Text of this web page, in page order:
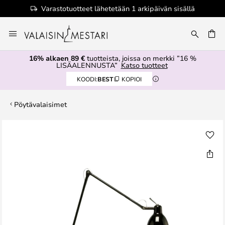
Varastotuotteet lähetetään 1 arkipäivän sisällä
to
Content
16% alkaen 89 €tuotteista, joissa on merkki ”16 %
LISÄALENNUSTA” Katso tuotteet
KOODI:BEST KOPIOI
Pöytävalaisimet